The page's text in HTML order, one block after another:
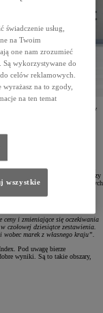
w rankingu YouGov
tego sektora
które analizują opinie 6 mln
1 stycznia do 31 grudnia
na 10 rynkach.
jak i w roku ubiegłym – zajęła
– jej wynik był o 2,8% lepszy
motoryzacyjną na wielu badanych
Hiszpanii i we Włoszech.
ceny i zmieniające się oczekiwania
czołowej dziesiątce zestawienia.
marek z własnego kraju”.
Pod uwagę bierze
wyniki. Są to takie obszary,
świadczenie usług,
na Twoim
one nam zrozumieć
Są wykorzystywane do
do celów reklamowych.
na to zgody,
na ten temat
wszystkie